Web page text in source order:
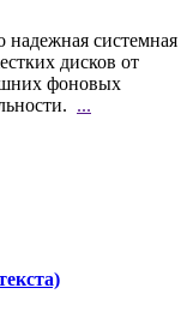
системная
дисков от
фоновых
...